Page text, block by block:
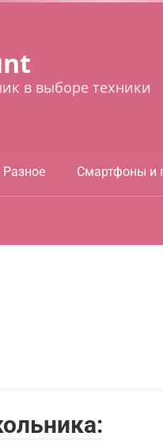
в выборе техники
Разное Смартфоны и